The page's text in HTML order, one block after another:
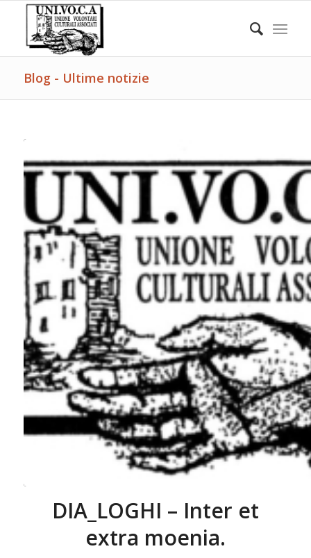
Blog - Ultime notizie
DIA_LOGHI – Inter et
extra moenia.